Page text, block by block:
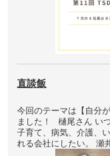
直談飯
今回のテーマは【自分
ました！ 樋尾さん い
子育て、病気、介護、
れる会社にしたい。 瀬